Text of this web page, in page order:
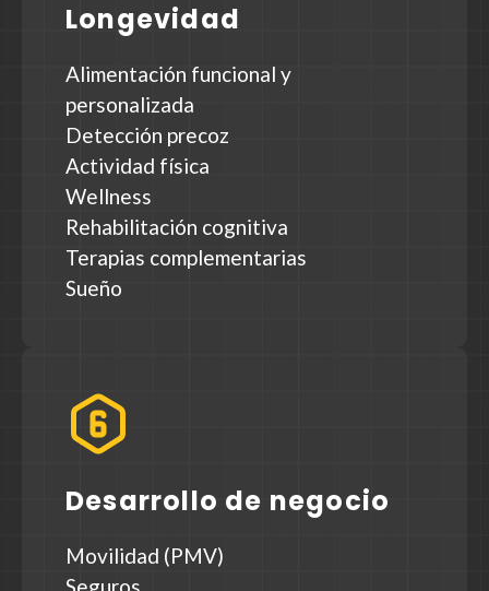
Longevidad
Alimentación funcional y
personalizada
Detección precoz
Actividad física
Wellness
Rehabilitación cognitiva
Terapias complementarias
Sueño
Desarrollo de negocio
Movilidad (PMV)